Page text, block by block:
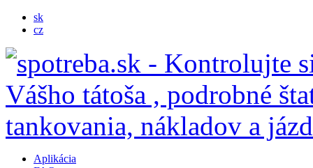
sk
cz
Aplikácia